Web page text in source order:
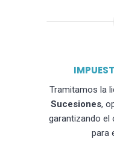
Tramitamos la
Sucesiones,
garantizando el
para